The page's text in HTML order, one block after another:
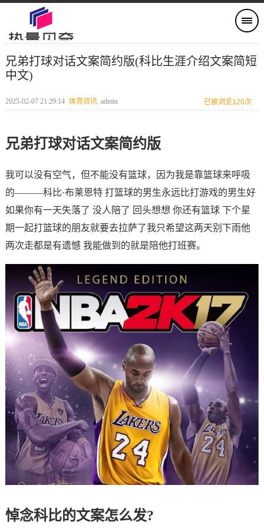
兄弟打球对话文案简约版(科比生涯介绍文案简短
中文)
2025-02-07 21:29:14 体育资讯 admin 已被浏览120次
兄弟打球对话文案简约版
我可以没有空气，但不能没有篮球，因为我是靠篮球来呼吸
的———科比·布莱恩特 打篮球的男生永远比打游戏的男生好
如果你有一天失落了 没人陪了 回头想想 你还有篮球 下个星
期一起打篮球的朋友就要去拉萨了我只希望这两天别下雨他
两次走都是有遗憾 我能做到的就是陪他打班赛。
悼念科比的文案怎么发?